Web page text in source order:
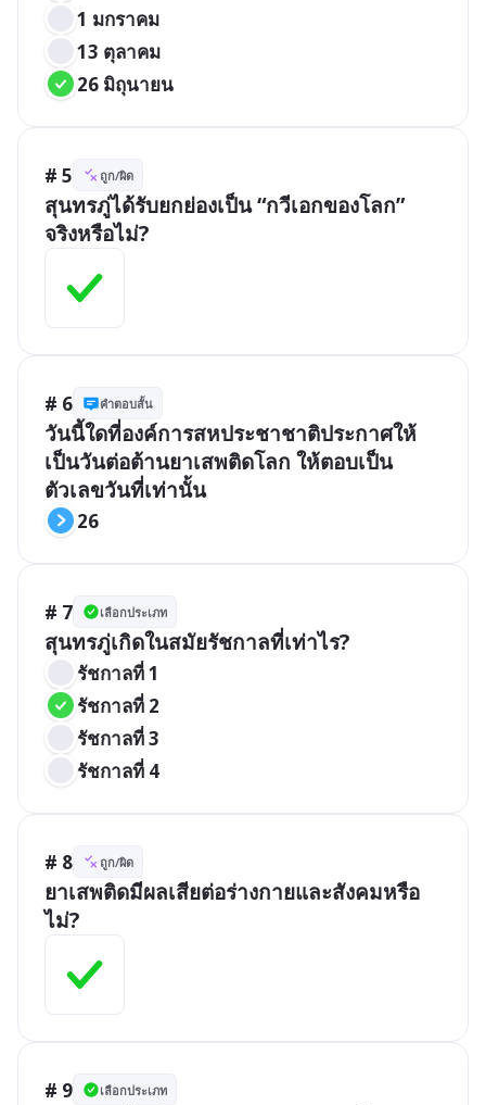
1 มกราคม
13 ตุลาคม
26 มิถุนายน
# 5 ถูก/ผิด
สุนทรภู่ได้รับยกย่องเป็น “กวีเอกของโลก”
จริงหรือไม่?
# 6 คำตอบสั้น
วันนี้ใดที่องค์การสหประชาชาติประกาศให้
เป็นวันต่อต้านยาเสพติดโลก ให้ตอบเป็น
ตัวเลขวันที่เท่านั้น
26
# 7 เลือกประเภท
สุนทรภู่เกิดในสมัยรัชกาลที่เท่าไร?
รัชกาลที่ 1
รัชกาลที่ 2
รัชกาลที่ 3
รัชกาลที่ 4
# 8 ถูก/ผิด
ยาเสพติดมีผลเสียต่อร่างกายและสังคมหรือ
ไม่?
# 9 เลือกประเภท